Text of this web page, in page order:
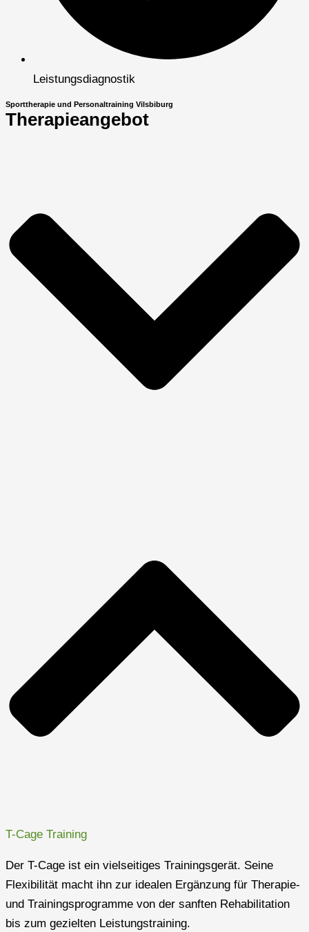
Leistungsdiagnostik
Sporttherapie und Personaltraining Vilsbiburg
Therapieangebot
T-Cage Training​
Der T-Cage ist ein vielseitiges Trainingsgerät. Seine
Flexibilität macht ihn zur idealen Ergänzung für Therapie-
und Trainingsprogramme von der sanften Rehabilitation
bis zum gezielten Leistungstraining.